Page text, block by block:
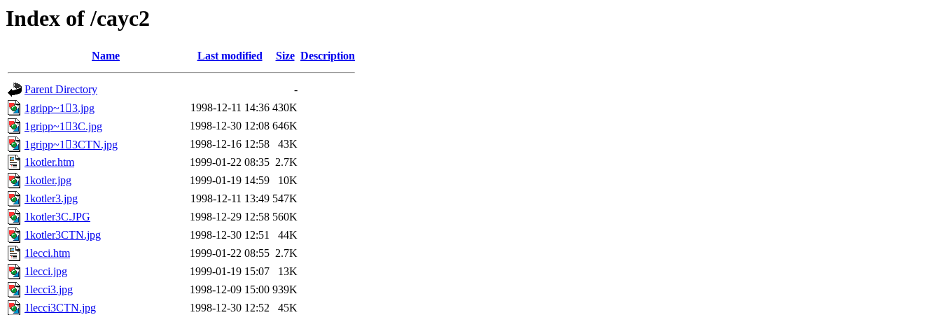
Index of /cayc2
Name Last modified Size Description
Parent Directory
-
1gripp~13.jpg
1998-12-11 14:36 430K
1gripp~13C.jpg
1998-12-30 12:08 646K
1gripp~13CTN.jpg
1998-12-16 12:58
43K
1kotler.htm
1999-01-22 08:35 2.7K
1kotler.jpg
1999-01-19 14:59
10K
1kotler3.jpg
1998-12-11 13:49 547K
1kotler3C.JPG
1998-12-29 12:58 560K
1kotler3CTN.jpg
1998-12-30 12:51
44K
1lecci.htm
1999-01-22 08:55 2.7K
1lecci.jpg
1999-01-19 15:07
13K
1lecci3.jpg
1998-12-09 15:00 939K
1lecci3CTN.jpg
1998-12-30 12:52
45K